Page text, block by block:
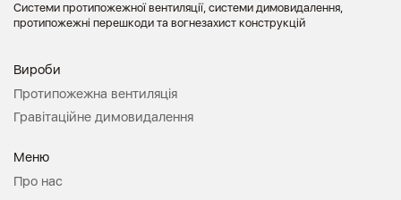
Системи протипожежної вентиляції, системи димовидалення,
протипожежні перешкоди та вогнезахист конструкцій
Вироби
Протипожежна вентиляція
Гравітаційне димовидалення
Меню
Про нас